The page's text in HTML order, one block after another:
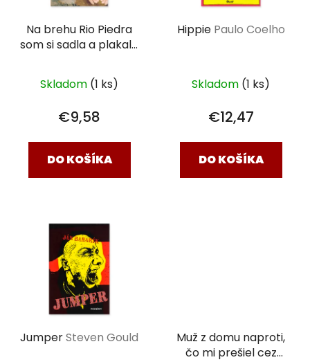
Na brehu Rio Piedra
som si sadla a plakala
Skladom (1 ks)
€9,58
DO KOŠÍKA
Hippie Paulo Coelho
Skladom (1 ks)
€12,47
DO KOŠÍKA
JumperSteven Gould
Muž z domu naproti,
čo mi prešiel cez